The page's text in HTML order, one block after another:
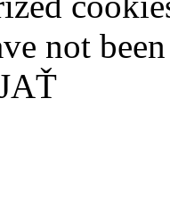
not